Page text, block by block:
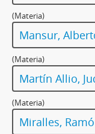
(Materia)
Mansur,
(Materia)
Martín Allio,
(Materia)
Miralles,